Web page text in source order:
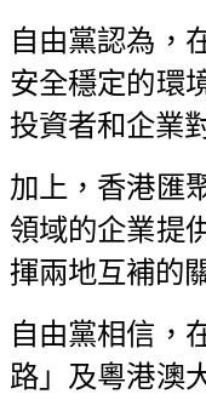
自由黨認為，
安全穩定的環
投資者和企業
加上，香港匯
領域的企業提
揮兩地互補的
自由黨相信，
路」及粵港澳